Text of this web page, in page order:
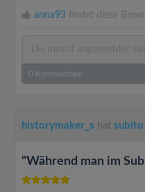
anna93 findet diese
0 Kommentare
historymaker_s hat subito
"Während man im